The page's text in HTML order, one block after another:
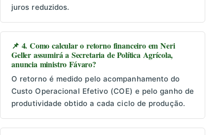
juros reduzidos.
📌 4. Como calcular o retorno financeiro em Neri
Geller assumirá a Secretaria de Política Agrícola,
anuncia ministro Fávaro?
O retorno é medido pelo acompanhamento do
Custo Operacional Efetivo (COE) e pelo ganho de
produtividade obtido a cada ciclo de produção.